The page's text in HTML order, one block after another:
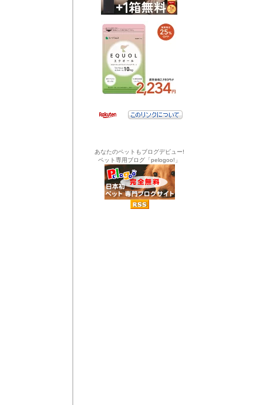
あなたのペットもブログデビュー!
ペット専用ブログ「pelogoo!」